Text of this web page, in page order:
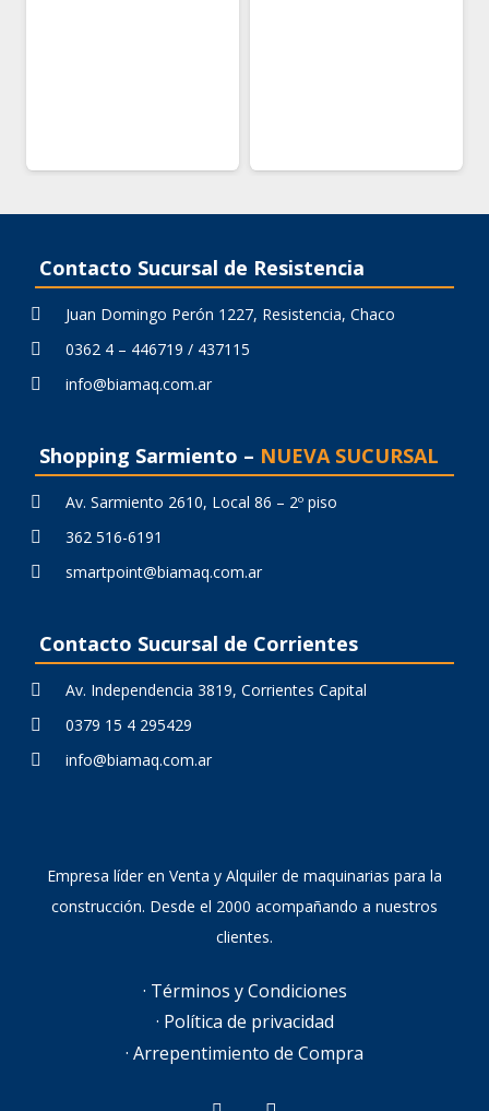
Contacto Sucursal de Resistencia
Juan Domingo Perón 1227, Resistencia, Chaco
0362 4 – 446719 / 437115
info@biamaq.com.ar
Shopping Sarmiento – NUEVA SUCURSAL
Av. Sarmiento 2610, Local 86 – 2º piso
362 516-6191
smartpoint@biamaq.com.ar
Contacto Sucursal de Corrientes
Av. Independencia 3819, Corrientes Capital
0379 15 4 295429
info@biamaq.com.ar
Empresa líder en Venta y Alquiler de maquinarias para la
construcción. Desde el 2000 acompañando a nuestros
clientes.
· Términos y Condiciones
· Política de privacidad
· Arrepentimiento de Compra